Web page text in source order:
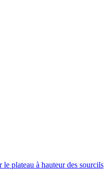
plateau à hauteur des sourcils